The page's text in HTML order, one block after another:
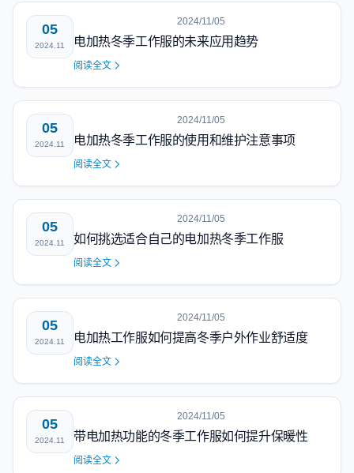
05
2024.11
2024/11/05
电加热冬季工作服的未来应用趋势
阅读全文
05
2024.11
2024/11/05
电加热冬季工作服的使用和维护注意事项
阅读全文
05
2024.11
2024/11/05
如何挑选适合自己的电加热冬季工作服
阅读全文
05
2024.11
2024/11/05
电加热工作服如何提高冬季户外作业舒适度
阅读全文
05
2024.11
2024/11/05
带电加热功能的冬季工作服如何提升保暖性
阅读全文